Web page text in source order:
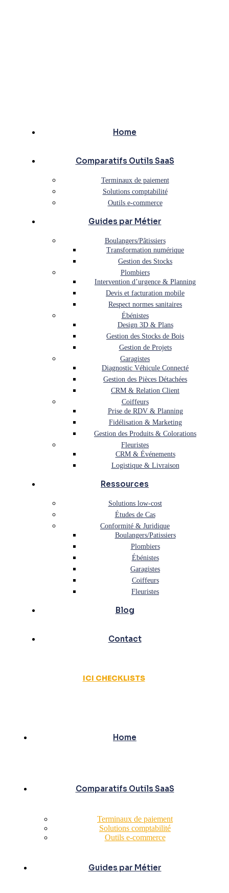
Home
Comparatifs Outils SaaS
Terminaux de paiement
Solutions comptabilité
Outils e-commerce
Guides par Métier
Boulangers/Pâtissiers
Transformation numérique
Gestion des Stocks
Plombiers
Intervention d’urgence & Planning
Devis et facturation mobile
Respect normes sanitaires
Ébénistes
Design 3D & Plans
Gestion des Stocks de Bois
Gestion de Projets
Garagistes
Diagnostic Véhicule Connecté
Gestion des Pièces Détachées
CRM & Relation Client
Coiffeurs
Prise de RDV & Planning
Fidélisation & Marketing
Gestion des Produits & Colorations
Fleuristes
CRM & Événements
Logistique & Livraison
Ressources
Solutions low-cost
Études de Cas
Conformité & Juridique
Boulangers/Patissiers
Plombiers
Ébénistes
Garagistes
Coiffeurs
Fleuristes
Blog
Contact
ICI CHECKLISTS
Home
Comparatifs Outils SaaS
Terminaux de paiement
Solutions comptabilité
Outils e-commerce
Guides par Métier